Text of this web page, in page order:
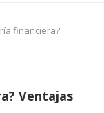
financiera?
Ventajas